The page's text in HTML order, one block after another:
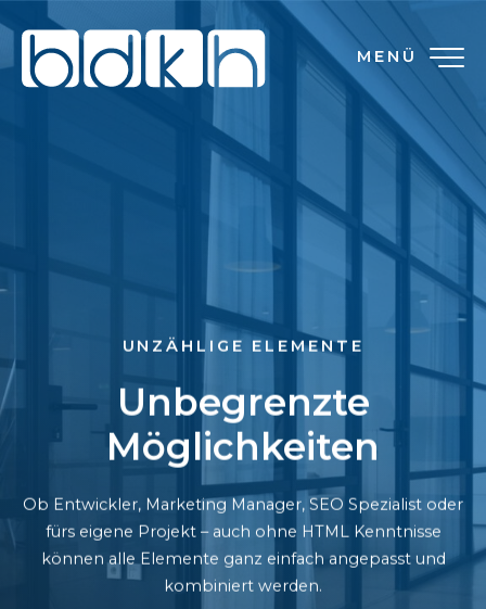
MENÜ
UNZÄHLIGE ELEMENTE
Unbegrenzte
Möglichkeiten
Ob Entwickler, Marketing Manager, SEO Spezialist oder
fürs eigene Projekt – auch ohne HTML Kenntnisse
können alle Elemente ganz einfach angepasst und
kombiniert werden.